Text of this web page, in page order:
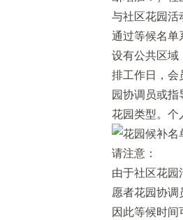
与社区花园活
通过等候名单
设有公共区域
排工作日，会
园协调员或
花园类型。个
请注意：
由于社区花
愿者花园协调
因此等候时